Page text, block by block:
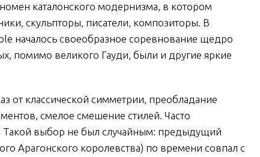
каталонского модернизма, в котором
скульпторы, писатели, композиторы. В
началось своеобразное соревнование щедро
помимо великого Гауди, были и другие яркие
от классической симметрии, преобладание
смелое смешение стилей. Часто
Такой выбор не был случайным: предыдущий
Арагонского королевства) по времени совпал с